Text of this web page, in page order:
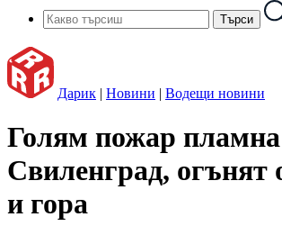
Дарик | Новини | Водещи новини
Голям пожар
Свиленград, огънят
и гора